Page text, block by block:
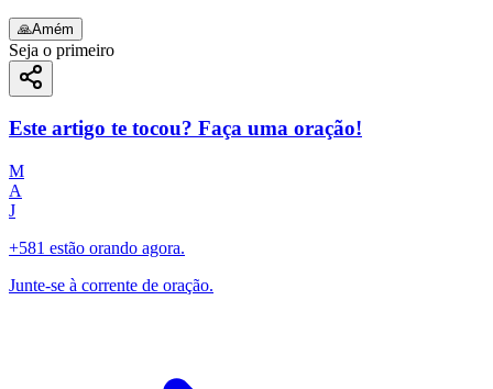
🙏Amém
Seja o primeiro
Este artigo te tocou? Faça uma oração!
M
A
J
+581 estão orando agora.
Junte-se à corrente de oração.